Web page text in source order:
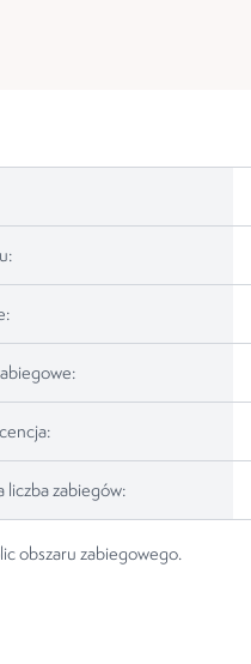
liczba zabiegów:
obszaru zabiegowego.